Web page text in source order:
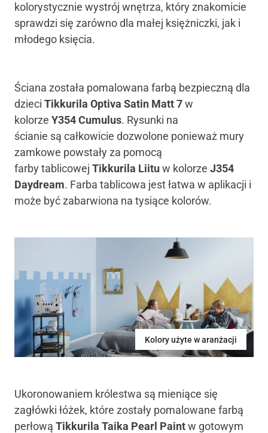
kolorystycznie wystrój wnętrza, który znakomicie
sprawdzi się zarówno dla małej księżniczki, jak i
młodego księcia.
Ściana została pomalowana farbą bezpieczną dla
dzieci Tikkurila Optiva Satin Matt 7w
kolorze Y354 Cumulus. Rysunki na
ścianie są całkowicie dozwolone ponieważ mury
zamkowe powstały za pomocą
farby tablicowej Tikkurila Liituw kolorze J354
Daydream. Farba tablicowa jest łatwa w aplikacji i
może być zabarwiona na tysiące kolorów.
Kolory użyte w aranżacji
Ukoronowaniem królestwa są mieniące się
zagłówki łóżek, które zostały pomalowane farbą
perłową Tikkurila Taika Pearl Paintw gotowym